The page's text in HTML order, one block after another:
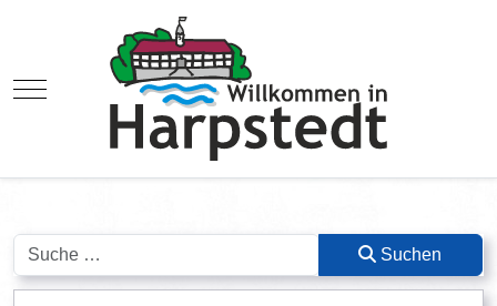
Mobile Menu Toggle
Suchen Suchen